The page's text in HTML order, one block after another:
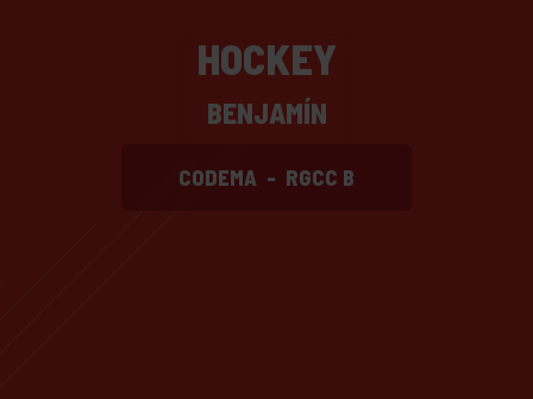
HOCKEY
BENJAMÍN
CODEMA - RGCC B